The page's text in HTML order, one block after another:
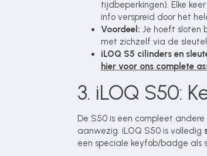
tijdbeperkingen). Elke
info verspreid door het
Voordeel: Je hoeft sloten
met zichzelf via de
iLOQ S5 cilinders en
hier voor ons complete
3. iLOQ S50:
De S50 is een compleet
aanwezig. iLOQ S50 is volledig
een speciale keyfob/badge als